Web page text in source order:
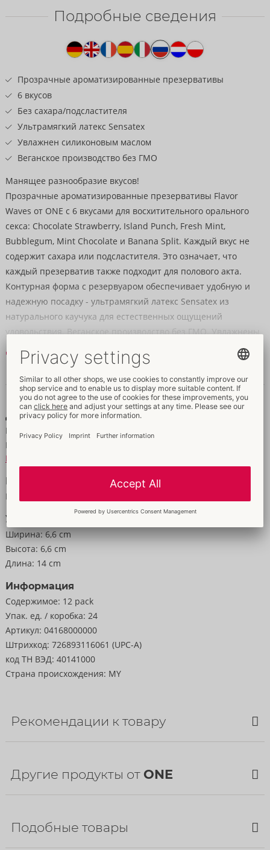
Подробные сведения
товару
Прозрачные ароматизированные презервативы
6 вкусов
Без сахара/подсластителя
Ультрамягкий латекс Sensatex
Увлажнен силиконовым маслом
Веганское производство без ГМО
Манящее разнообразие вкусов!
Прозрачные ароматизированные презервативы Flavor
Waves от ONE с 6 вкусами для восхитительного орального
секса: Chocolate Strawberry, Island Punch, Fresh Mint,
Bubblegum, Mint Chocolate и Banana Split. Каждый вкус не
содержит сахара или подсластителя. Это означает, что
каждый презерватив также подходит для полового акта.
Контурная форма с резервуаром обеспечивает удобную и
надежную посадку - ультрамягкий латекс Sensatex из
натурального каучука для естественных ощущений
удовольствия. Веганское производство без ГМО. Увлажнены
Длина 180 мм, номинальная ширина 53 мм.
12 штук.
Читать далее
Данные и свойства
Данные
Цвет:
прозрачный
Материал:
К материальной информации
Размер
Масса:
Упаковка
Ширина: 6,6 cm
Высота: 6,6 cm
Длина: 14 cm
Информация
Содержимое: 12 pack
Упак. ед. / коробка: 24
Артикул: 04168000000
Штрихкод: 726893116061 (UPC-A)
код ТН ВЭД: 40141000
Страна происхождения: MY
Рекомендации к товару
Другие продукты от ONE
Подобные товары